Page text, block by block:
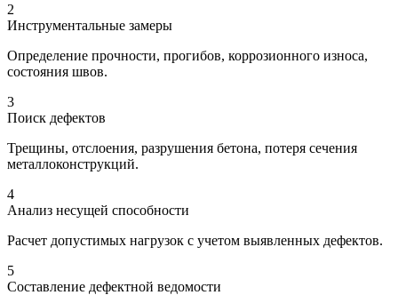
2
Инструментальные замеры
Определение прочности, прогибов, коррозионного износа,
состояния швов.
3
Поиск дефектов
Трещины, отслоения, разрушения бетона, потеря сечения
металлоконструкций.
4
Анализ несущей способности
Расчет допустимых нагрузок с учетом выявленных дефектов.
5
Составление дефектной ведомости